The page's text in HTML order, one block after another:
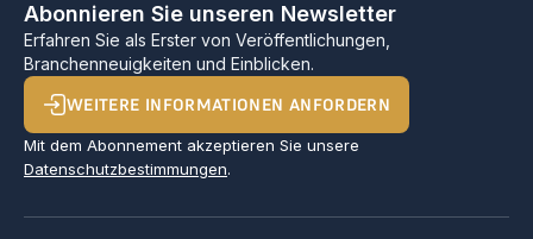
Abonnieren Sie unseren Newsletter
Erfahren Sie als Erster von Veröffentlichungen,
Branchenneuigkeiten und Einblicken.
WEITERE INFORMATIONEN ANFORDERN
Mit dem Abonnement akzeptieren Sie unsere
Datenschutzbestimmungen.